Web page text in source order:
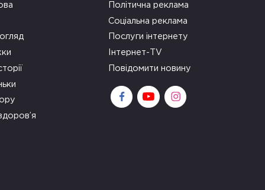
Політична реклама
Соціальна реклама
Послуги інтернету
Інтернет-TV
Повідомити новину